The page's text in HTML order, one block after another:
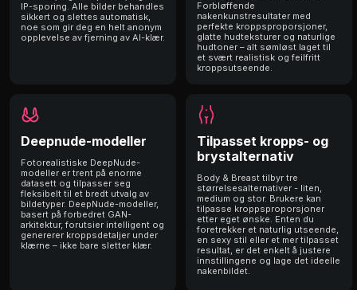
IP-sporing. Alle bilder behandles
sikkert og slettes automatisk,
noe som gir deg en helt anonym
opplevelse av fjerning av AI-klær.
Forbløffende
nakenkunstresultater med
perfekte kroppsproporsjoner,
glatte hudteksturer og naturlige
hudtoner – alt sømløst laget til
et svært realistisk og feilfritt
kroppsutseende.
Deepnude-modeller
Fotorealistiske DeepNude-
modeller er trent på enorme
datasett og tilpasser seg
fleksibelt til et bredt utvalg av
bildetyper. DeepNude-modeller,
basert på forbedret GAN-
arkitektur, forutsier intelligent og
genererer kroppsdetaljer under
klærne – ikke bare sletter klær.
Tilpasset kropps- og
brystalternativ
Body & Breast tilbyr tre
størrelsesalternativer - liten,
medium og stor. Brukere kan
tilpasse kroppsproporsjoner
etter eget ønske. Enten du
foretrekker et naturlig utseende,
en sexy stil eller et mer tilpasset
resultat, er det enkelt å justere
innstillingene og lage det ideelle
nakenbildet.